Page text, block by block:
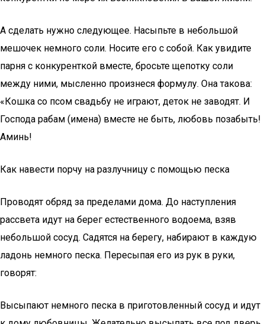
А сделать нужно следующее. Насыпьте в небольшой
мешочек немного соли. Носите его с собой. Как увидите
парня с конкуренткой вместе, бросьте щепотку соли
между ними, мысленно произнеся формулу. Она такова:
«Кошка со псом свадьбу не играют, деток не заводят. И
Господа рабам (имена) вместе не быть, любовь позабыть!
Аминь!
Как навести порчу на разлучницу с помощью песка
Проводят обряд за пределами дома. До наступления
рассвета идут на берег естественного водоема, взяв
небольшой сосуд. Садятся на берегу, набирают в каждую
ладонь немного песка. Пересыпая его из рук в руки,
говорят:
Высыпают немного песка в приготовленный сосуд и идут